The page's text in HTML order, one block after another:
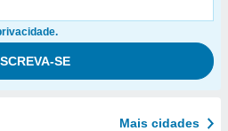
Mais cidades